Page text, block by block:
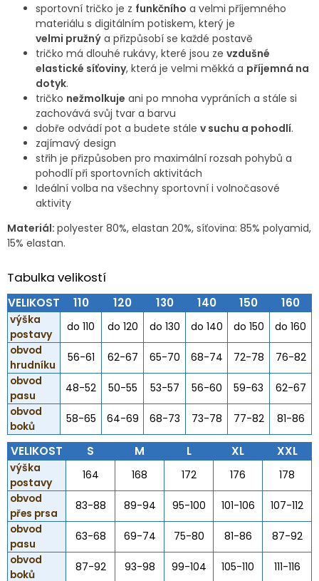
sportovní tričko je z funkčního a velmi příjemného
materiálu s digitálním potiskem, který je
velmi pružný a přizpůsobí se každé postavě
tričko má dlouhé rukávy, které jsou ze vzdušné
elastické síťoviny, která je velmi měkká a příjemná na
dotyk.
tričko nežmolkuje ani po mnoha vypráních a stále si
zachovává svůj tvar a barvu
dobře odvádí pot a budete stále v suchu a pohodlí.
zajímavý design
střih je přizpůsoben pro maximální rozsah pohybů a
pohodlí při sportovních aktivitách
Ideální volba na všechny sportovní i volnočasové
aktivity
Materiál: polyester 80%, elastan 20%, síťovina: 85% polyamid,
15% elastan.
Tabulka velikostí
VELIKOST 110 120 130 140 150 160
výška
postavy
do 110 do 120 do 130 do 140 do 150
do 160
obvod
hrudníku
56-61 62-67 65-70 68-74 72-78
76-82
obvod
pasu
48-52 50-55 53-57 56-60 59-63
62-67
obvod
boků
58-65 64-69 68-73 73-78 77-82 81-86
VELIKOST S M L XL XXL
výška
postavy
164 168 172 176
178
obvod
přes prsa
83-88 89-94 95-100 101-106
107-112
obvod
pasu
63-68 69-74 75-80 81-86
87-92
obvod
boků
87-92 93-98 99-104 105-110 111-116